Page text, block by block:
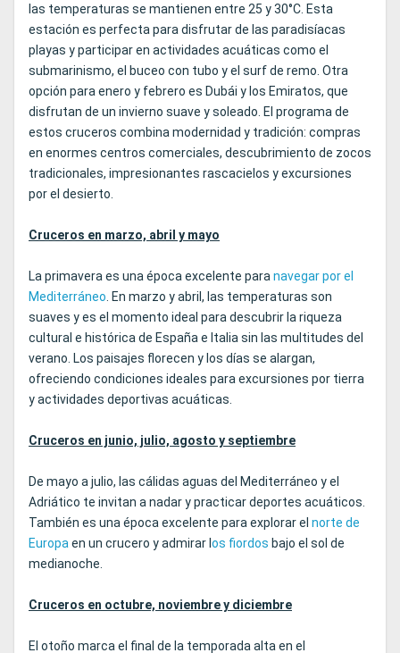
las temperaturas se mantienen entre 25 y 30°C. Esta
estación es perfecta para disfrutar de las paradisíacas
playas y participar en actividades acuáticas como el
submarinismo, el buceo con tubo y el surf de remo. Otra
opción para enero y febrero es Dubái y los Emiratos, que
disfrutan de un invierno suave y soleado. El programa de
estos cruceros combina modernidad y tradición: compras
en enormes centros comerciales, descubrimiento de zocos
tradicionales, impresionantes rascacielos y excursiones
por el desierto.
Cruceros en marzo, abril y mayo
La primavera es una época excelente para navegar por el
Mediterráneo . En marzo y abril, las temperaturas son
suaves y es el momento ideal para descubrir la riqueza
cultural e histórica de España e Italia sin las multitudes del
verano. Los paisajes florecen y los días se alargan,
ofreciendo condiciones ideales para excursiones por tierra
y actividades deportivas acuáticas.
Cruceros en junio, julio, agosto y septiembre
De mayo a julio, las cálidas aguas del Mediterráneo y el
Adriático te invitan a nadar y practicar deportes acuáticos.
También es una época excelente para explorar el norte de
Europa en un crucero y admirar los fiordos bajo el sol de
medianoche.
Cruceros en octubre, noviembre y diciembre
El otoño marca el final de la temporada alta en el